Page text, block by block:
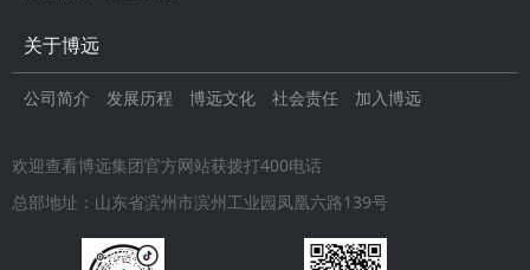
关于博远
公司简介 发展历程 博远文化 社会责任 加入博远
欢迎查看博远集团官方网站获拨打400电话
总部地址：山东省滨州市滨州工业园凤凰六路139号